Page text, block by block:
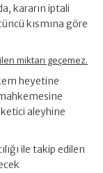
kararın iptali
kısmına göre
miktarı geçemez.
heyetine
aleyhine
ile takip edilen